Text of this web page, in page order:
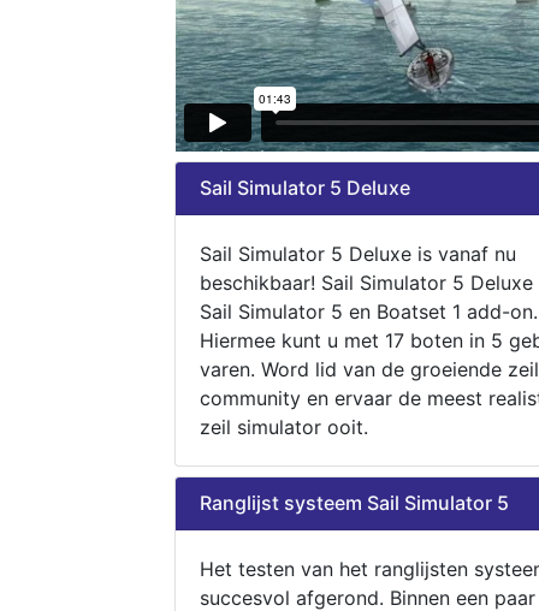
Sail Simulator 5 Deluxe
Sail Simulator 5 Deluxe is vanaf nu
beschikbaar! Sail Simulator 5
Sail Simulator 5 en Boatset 1 add-on.
Hiermee kunt u met 17 boten in 5
varen. Word lid van de groeiende zeil
community en ervaar de meest
zeil simulator ooit.
Ranglijst systeem Sail Simulator 5
Het testen van het ranglijsten
succesvol afgerond. Binnen een